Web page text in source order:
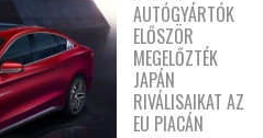
AUTÓGYÁRTÓK
ELŐSZÖR
MEGELŐZTÉK
JAPÁN
RIVÁLISAIKAT AZ
EU PIACÁN